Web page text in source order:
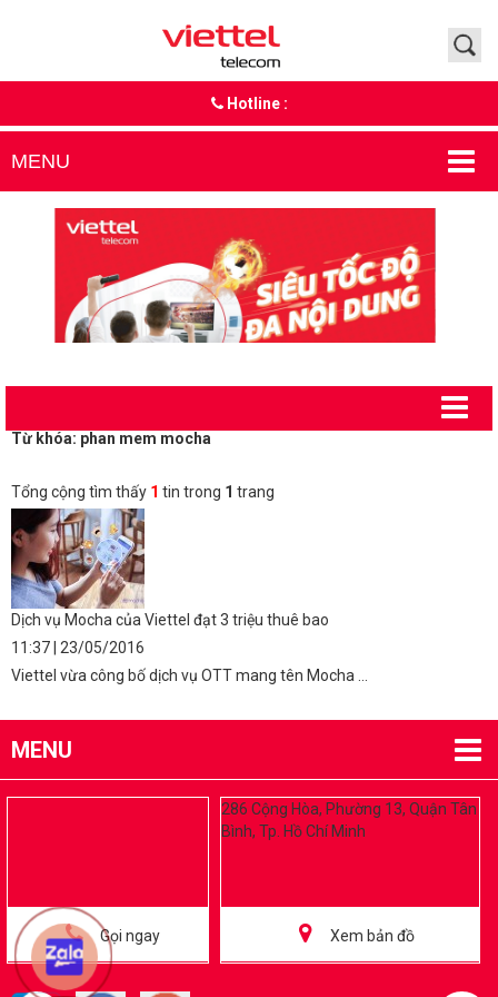
Hotline :
MENU
Từ khóa: phan mem mocha
Tổng cộng tìm thấy 1 tin trong 1 trang
Dịch vụ Mocha của Viettel đạt 3 triệu thuê bao
11:37 | 23/05/2016
Viettel vừa công bố dịch vụ OTT mang tên Mocha ...
MENU
Gọi ngay
286 Cộng Hòa, Phường 13, Quận Tân
Bình, Tp. Hồ Chí Minh
Xem bản đồ